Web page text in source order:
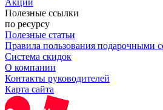
Полезные ссылки
по ресурсу
Полезные статьи
Правила пользования подарочными
Система скидок
О компании
Контакты руководителей
Карта сайта